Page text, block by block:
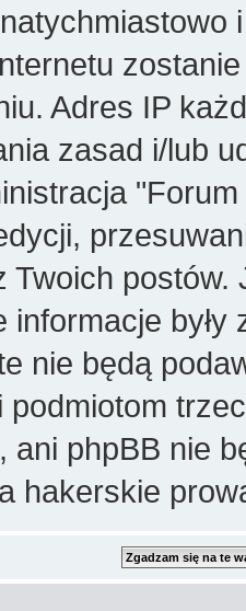
Adres IP
zasad i/lub
Twoich
informacje
nie będą
podmiotom
ani phpBB nie
hakerskie